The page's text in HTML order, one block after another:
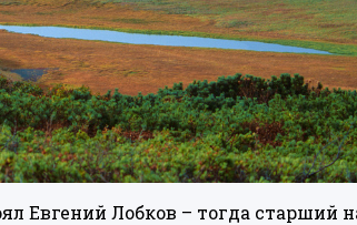
Евгений Лобков – тогда старший